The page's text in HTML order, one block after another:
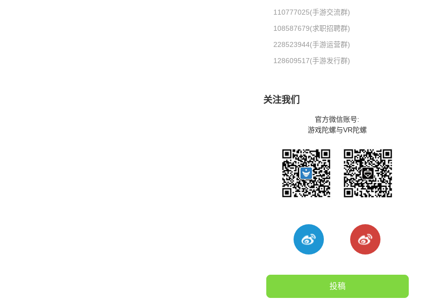
110777025(手游交流群)
108587679(求职招聘群)
228523944(手游运营群)
128609517(手游发行群)
关注我们
官方微信账号:
游戏陀螺与VR陀螺
投稿